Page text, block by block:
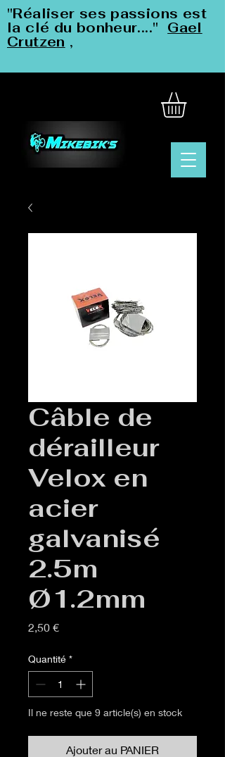
"Réaliser ses passions est
la clé du bonheur...." Gael
Crutzen ,
Câble de
dérailleur
Velox en
acier
galvanisé
2.5m
Ø1.2mm
2,50 €Prix
Quantité *
Il ne reste que 9 article(s) en stock
Ajouter au PANIER